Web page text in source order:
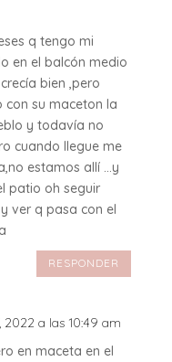
q tengo mi
en el balcón medio
bien ,pero
con su maceton la
y todavía no
cuando llegue me
estamos allí …y
patio oh seguir
ver q pasa con el
RESPONDER
2022 a las 10:49 am
en maceta en el